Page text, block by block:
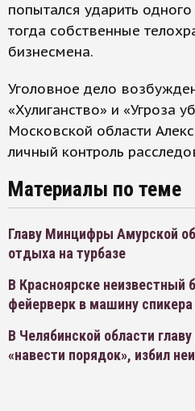
попытался ударить
тогда собственные
бизнесмена.
Уголовное дело
«Хулиганство» и «Угроза
Московской области
личный контроль
Материалы по теме
Главу Минцифры Амурской
отдыха на турбазе
В Красноярске
фейерверк в машину
В Челябинской области
«навести порядок», избил